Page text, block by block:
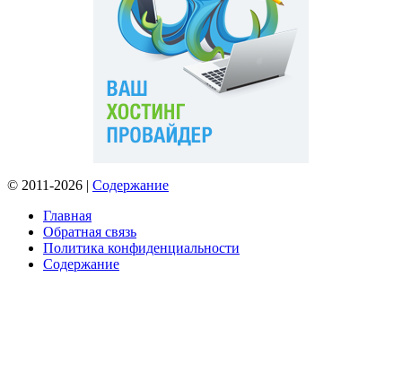
© 2011-2026 | Содержание
Главная
Обратная связь
Политика конфиденциальности
Содержание